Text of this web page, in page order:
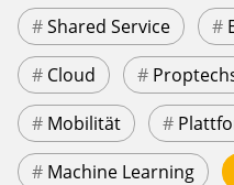
#Shared Service #
# Cloud #
# Mobilität #
# Machine Learning